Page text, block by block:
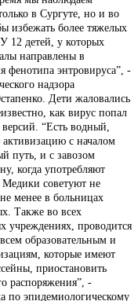
в Сургуте, но и во
избежать более тяжелых
12 детей, у которых
направлены в
фенотипа энтровируса”, -
надзора
Дети жаловались
как вирус попал
“Есть водный,
с началом
путь, и с завозом
когда употребляют
советуют не
менее в больницах
Также во всех
учреждениях, проводится
образовательным и
которые имеют
приостановить
распоряжения”, -
по эпидемиологическому